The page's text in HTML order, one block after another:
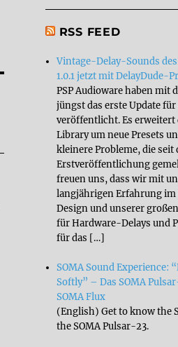
RSS FEED
Vintage-Delay-Sounds des
1.0.1 jetzt mit DelayDude-
PSP Audioware haben mit
jüngst das erste Update für
veröffentlicht. Es erweitert
Library um neue Presets
kleinere Probleme, die seit
Erstveröffentlichung
freuen uns, dass wir mit
langjährigen Erfahrung im
Design und unserer
für Hardware-Delays und
für das […]
SOMA Sound Experience:
Softly” – Das SOMA
SOMA Flux
(English) Get to know the
the SOMA Pulsar-23.